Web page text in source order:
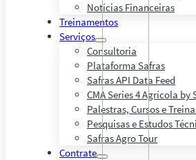
Notícias Financeiras
Treinamentos
Serviços
Consultoria
Plataforma Safras
Safras API Data Feed
CMA Series 4 Agrícola by
Palestras, Cursos e
Pesquisas e Estudos
Safras Agro Tour
Contrate